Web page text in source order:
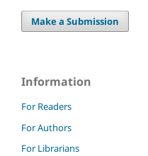
Make a Submission
Information
For Readers
For Authors
For Librarians